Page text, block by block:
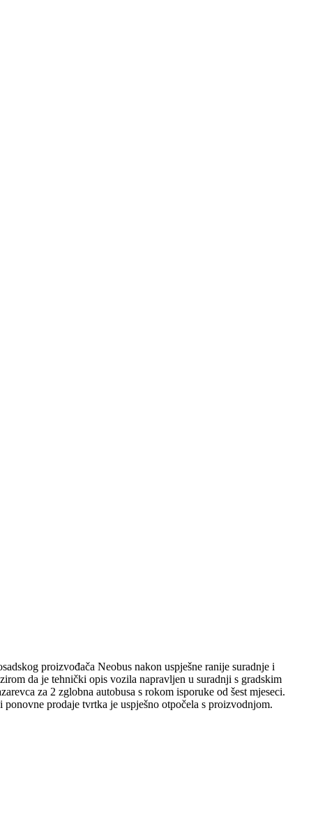
proizvođača Neobus nakon uspješne ranije suradnje i
da je tehnički opis vozila napravljen u suradnji s gradskim
za 2 zglobna autobusa s rokom isporuke od šest mjeseci.
prodaje tvrtka je uspješno otpočela s proizvodnjom.